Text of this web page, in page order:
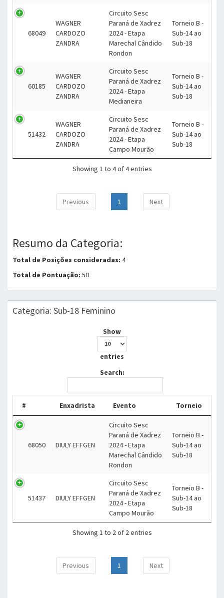
68049
WAGNER
CARDOZO
ZANDRA
Circuito Sesc
Paraná de Xadrez
2024 - Etapa
Marechal Cândido
Rondon
Torneio B -
Sub-14 ao
Sub-18
60185
WAGNER
CARDOZO
ZANDRA
Circuito Sesc
Paraná de Xadrez
2024 - Etapa
Medianeira
Torneio B -
Sub-14 ao
Sub-18
51432
WAGNER
CARDOZO
ZANDRA
Circuito Sesc
Paraná de Xadrez
2024 - Etapa
Campo Mourão
Torneio B -
Sub-14 ao
Sub-18
Showing 1 to 4 of 4 entries
Previous 1 Next
Resumo da Categoria:
Total de Posições consideradas: 4
Total de Pontuação: 50
Categoria: Sub-18 Feminino
Show
entries
Search:
# Enxadrista Evento Torneio
68050 DIULY EFFGEN
Circuito Sesc
Paraná de Xadrez
2024 - Etapa
Marechal Cândido
Rondon
Torneio B -
Sub-14 ao
Sub-18
51437 DIULY EFFGEN
Circuito Sesc
Paraná de Xadrez
2024 - Etapa
Campo Mourão
Torneio B -
Sub-14 ao
Sub-18
Showing 1 to 2 of 2 entries
Previous 1 Next